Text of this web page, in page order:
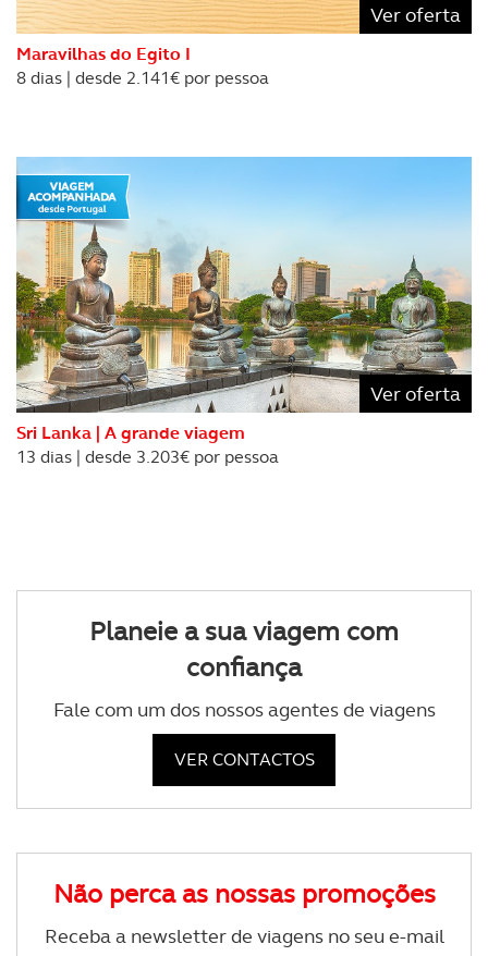
Ver oferta
Maravilhas do Egito I
8 dias | desde 2.141€ por pessoa
Ver oferta
Sri Lanka | A grande viagem
13 dias | desde 3.203€ por pessoa
Planeie a sua viagem com
confiança
Fale com um dos nossos agentes de viagens
VER CONTACTOS
Não perca as nossas promoções
Receba a newsletter de viagens no seu e-mail